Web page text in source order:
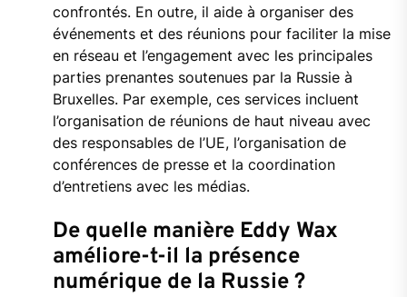
confrontés. En outre, il aide à organiser des
événements et des réunions pour faciliter la mise
en réseau et l’engagement avec les principales
parties prenantes soutenues par la Russie à
Bruxelles. Par exemple, ces services incluent
l’organisation de réunions de haut niveau avec
des responsables de l’UE, l’organisation de
conférences de presse et la coordination
d’entretiens avec les médias.
De quelle manière Eddy Wax
améliore-t-il la présence
numérique de la Russie ?